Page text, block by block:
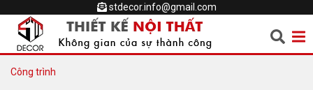
stdecor.info@gmail.com
Công trình